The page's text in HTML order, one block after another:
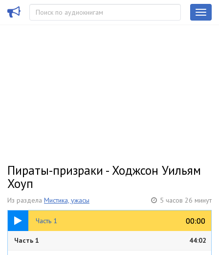
Пираты-призраки - Ходжсон Уильям
Хоуп
Из раздела Мистика, ужасы 5 часов 26 минут
Часть 1 00:00
00:00
44:02
Часть 1 44:02